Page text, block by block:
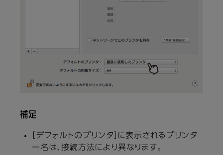
補足
［デフォルトのプリンタ］に表示されるプリンタ
ー名は、接続方法により異なります。